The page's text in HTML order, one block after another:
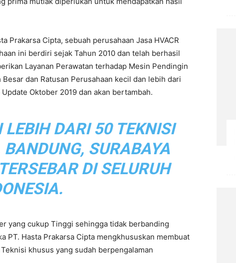
Prakarsa Cipta, sebuah perusahaan Jasa HVACR
ini berdiri sejak Tahun 2010 dan telah berhasil
Layanan Perawatan terhadap Mesin Pendingin
dan Ratusan Perusahaan kecil dan lebih dari
Oktober 2019 dan akan bertambah.
DARI 50 TEKNISI
SURABAYA
DI SELURUH
yang cukup Tinggi sehingga tidak berbanding
PT. Hasta Prakarsa Cipta mengkhususkan membuat
khusus yang sudah berpengalaman